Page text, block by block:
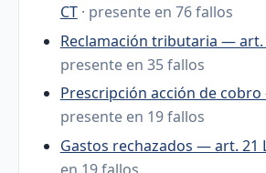
CT · presente en 76 fallos
Reclamación tributaria — art.
presente en 35 fallos
Prescripción acción de
presente en 19 fallos
Gastos rechazados — art. 21